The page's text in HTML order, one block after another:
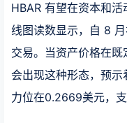
HBAR 有望在资本和
线图读数显示，自 8
交易。当资产价格在
会出现这种形态，预示
力位在0.2669美元，